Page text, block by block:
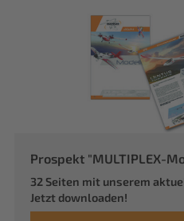
Prospekt "MULTIPLEX-
32 Seiten mit unserem
Jetzt downloaden!